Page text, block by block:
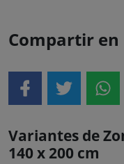
Compartir en
Variantes de
140 x 200 cm